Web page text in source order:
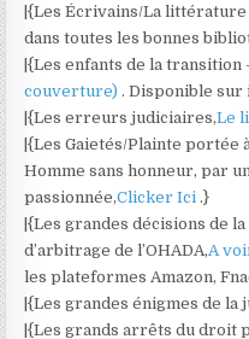
|{Les Écrivains/La
dans toutes les bonnes
|{Les enfants de la
couverture) . Disponible
|{Les erreurs judiciaires,Le
|{Les Gaietés/Plainte portée
Homme sans honneur, par
passionnée,Clicker Ici .}
|{Les grandes décisions de
d’arbitrage de l’OHADA,A
les plateformes Amazon,
|{Les grandes énigmes de la
|{Les grands arrêts du droit